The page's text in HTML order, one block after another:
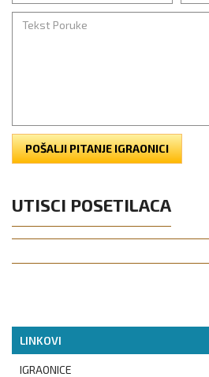
POŠALJI PITANJE IGRAONICI
UTISCI POSETILACA
LINKOVI
IGRAONICE